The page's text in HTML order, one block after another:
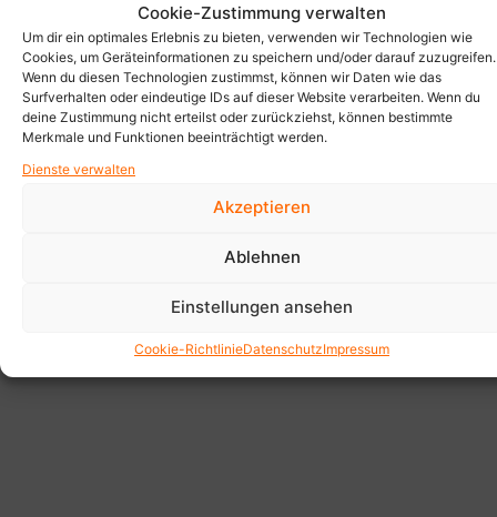
Cookie-Zustimmung verwalten
Um dir ein optimales Erlebnis zu bieten, verwenden wir Technologien wie
Cookies, um Geräteinformationen zu speichern und/oder darauf zuzugreifen.
Wenn du diesen Technologien zustimmst, können wir Daten wie das
Surfverhalten oder eindeutige IDs auf dieser Website verarbeiten. Wenn du
deine Zustimmung nicht erteilst oder zurückziehst, können bestimmte
Merkmale und Funktionen beeinträchtigt werden.
Dienste verwalten
Akzeptieren
Ablehnen
Einstellungen ansehen
Cookie-RichtlinieDatenschutzImpressum